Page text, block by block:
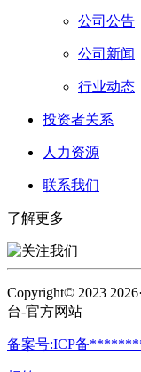
公司公告
公司新闻
行业动态
投资者关系
人力资源
联系我们
了解更多
Copyright© 2023
台-官方网站
备案号:ICP备